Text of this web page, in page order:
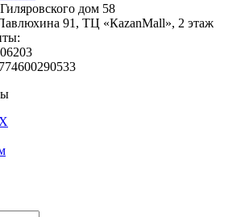
дом 58
91, ТЦ «КazanMall», 2 этаж